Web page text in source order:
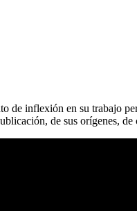
inflexión en su trabajo
de sus orígenes,